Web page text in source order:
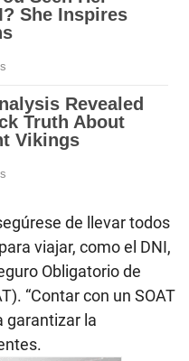
de llevar todos
viajar, como el DNI,
Obligatorio de
“Contar con un SOAT
garantizar la